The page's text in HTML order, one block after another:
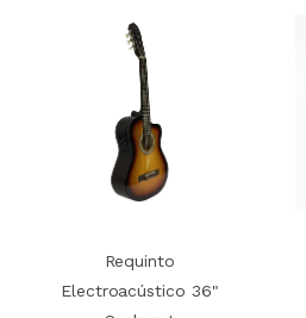
Requinto
Electroacústico 36"